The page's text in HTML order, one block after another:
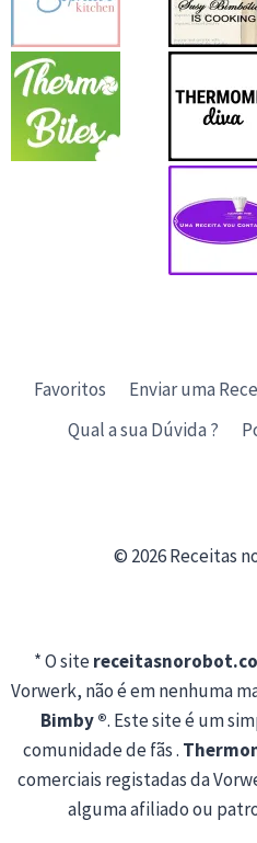
Favoritos Enviar uma
Qual a sua Dúvida ?
© 2026 Receitas
* O site
Vorwerk, não é em nenhuma
Bimby ®. Este site é um
comunidade de fãs .
comerciais registadas da
alguma afiliado ou